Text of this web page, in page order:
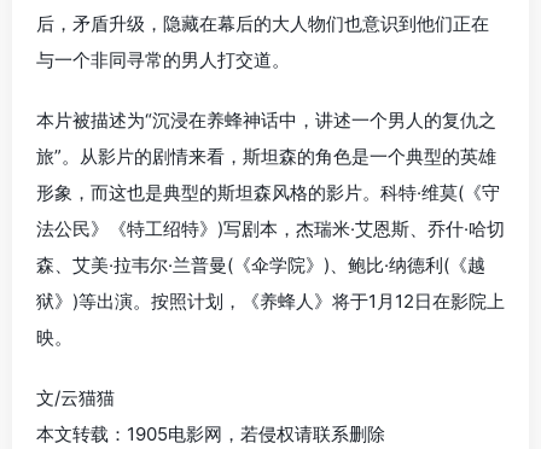
后，矛盾升级，隐藏在幕后的大人物们也意识到他们正在
与一个非同寻常的男人打交道。
本片被描述为“沉浸在养蜂神话中，讲述一个男人的复仇之
旅”。从影片的剧情来看，斯坦森的角色是一个典型的英雄
形象，而这也是典型的斯坦森风格的影片。科特·维莫(《守
法公民》《特工绍特》)写剧本，杰瑞米·艾恩斯、乔什·哈切
森、艾美·拉韦尔·兰普曼(《伞学院》)、鲍比·纳德利(《越
狱》)等出演。按照计划，《养蜂人》将于1月12日在影院上
映。
文/云猫猫
本文转载：1905电影网，若侵权请联系删除